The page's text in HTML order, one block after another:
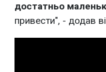
достатньо
привести", - додав